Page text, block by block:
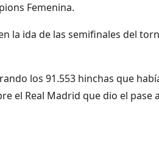
Femenina.
la ida de las semifinales del
los 91.553 hinchas que
el Real Madrid que dio el pase